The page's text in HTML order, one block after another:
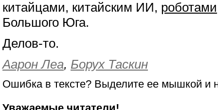
китайцами, китайским ИИ, роботами
Большого Юга.
Делов-то.
Аарон Леа, Борух Таскин
Ошибка в тексте? Выделите ее мышкой и